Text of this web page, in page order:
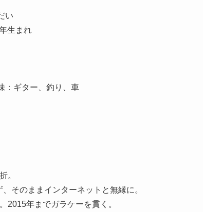
い
生まれ
：ギター、釣り、車
。
そのままインターネットと無縁に。
2015年までガラケーを貫く。